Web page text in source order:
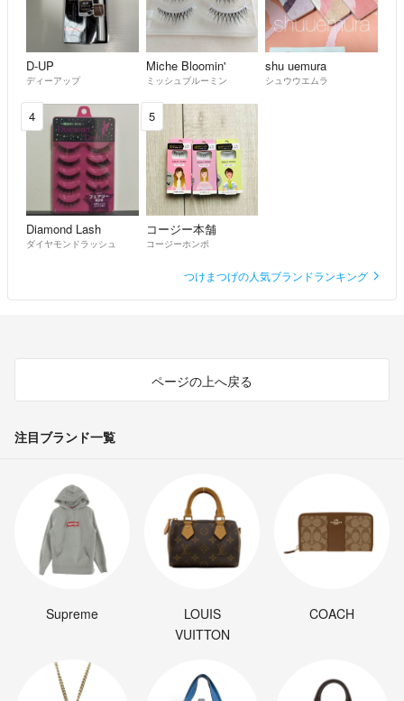
D-UP
ディーアップ
Miche Bloomin'
ミッシュブルーミン
shu uemura
シュウウエムラ
4
Diamond Lash
ダイヤモンドラッシュ
5
コージー本舗
コージーホンポ
つけまつげの人気ブランドランキング
ページの上へ戻る
注目ブランド一覧
Supreme
LOUIS
VUITTON
COACH